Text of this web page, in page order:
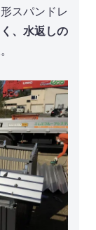
スパンドレ
、水返しの